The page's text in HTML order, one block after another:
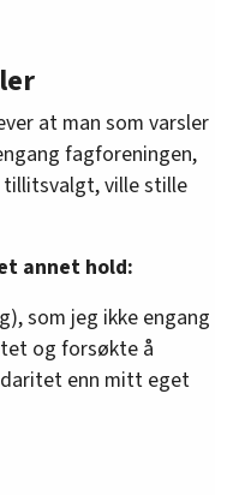
at man som varsler
fagforeningen,
ville stille
annet hold:
som jeg ikke engang
og forsøkte å
enn mitt eget